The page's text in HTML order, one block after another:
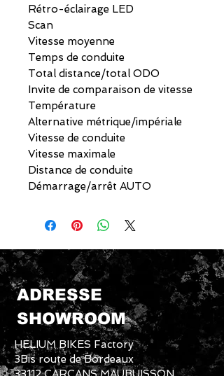
Rétro-éclairage LED
Scan
Vitesse moyenne
Temps de conduite
Total distance/total ODO
Invite de comparaison de vitesse
Température
Alternative métrique/impériale
Vitesse de conduite
Vitesse maximale
Distance de conduite
Démarrage/arrêt AUTO
ADRESSE
SHOWROOM
HELIUM BIKES Factory
3Bis route de Bordeaux